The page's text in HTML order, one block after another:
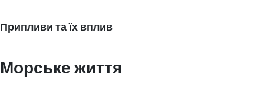
Припливи та їх вплив
Морське життя